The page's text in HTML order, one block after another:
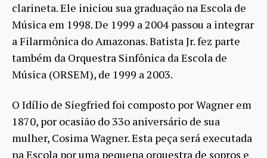
clarineta. Ele iniciou sua graduação na Escola de
Música em 1998. De 1999 a 2004 passou a integrar
a Filarmônica do Amazonas. Batista Jr. fez parte
também da Orquestra Sinfônica da Escola de
Música (ORSEM), de 1999 a 2003.
O Idílio de Siegfried foi composto por Wagner em
1870, por ocasião do 33o aniversário de sua
mulher, Cosima Wagner. Esta peça será executada
na Escola por uma pequena orquestra de sopros e